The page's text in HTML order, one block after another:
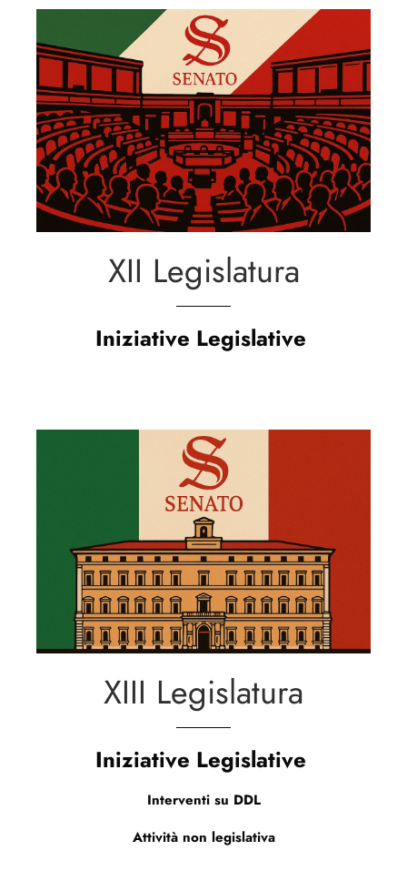
XII Legislatura
Iniziative Legislative
XIII Legislatura
Iniziative Legislative
Interventi su DDL
Attività non legislativa